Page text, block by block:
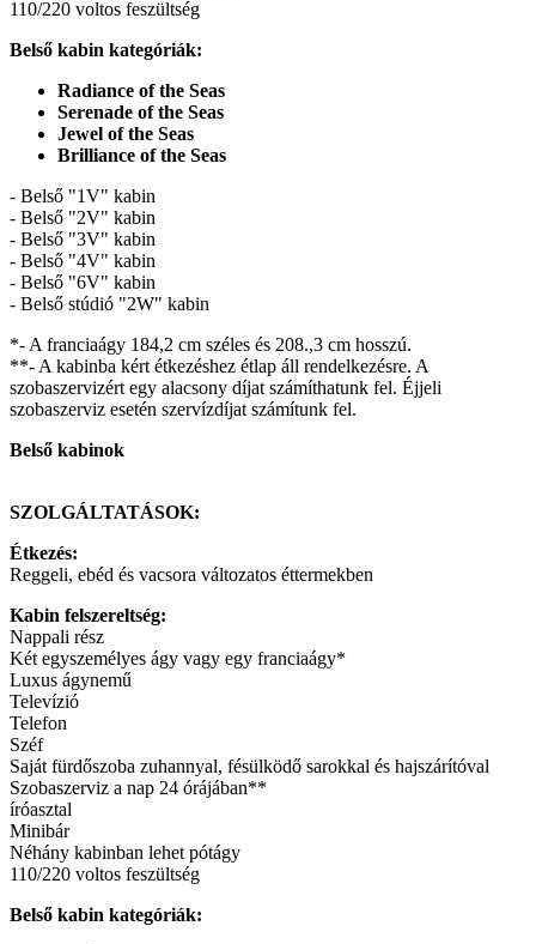
110/220 voltos feszültség
Belső kabin kategóriák:
Radiance of the Seas
Serenade of the Seas
Jewel of the Seas
Brilliance of the Seas
- Belső "1V" kabin
- Belső "2V" kabin
- Belső "3V" kabin
- Belső "4V" kabin
- Belső "6V" kabin
- Belső stúdió "2W" kabin
*- A franciaágy 184,2 cm széles és 208.,3 cm hosszú.
**- A kabinba kért étkezéshez étlap áll rendelkezésre. A
szobaszervizért egy alacsony díjat számíthatunk fel. Éjjeli
szobaszerviz esetén szervízdíjat számítunk fel.
Belső kabinok
SZOLGÁLTATÁSOK:
Étkezés:
Reggeli, ebéd és vacsora változatos éttermekben
Kabin felszereltség:
Nappali rész
Két egyszemélyes ágy vagy egy franciaágy*
Luxus ágynemű
Televízió
Telefon
Széf
Saját fürdőszoba zuhannyal, fésülködő sarokkal és hajszárítóval
Szobaszerviz a nap 24 órájában**
íróasztal
Minibár
Néhány kabinban lehet pótágy
110/220 voltos feszültség
Belső kabin kategóriák: